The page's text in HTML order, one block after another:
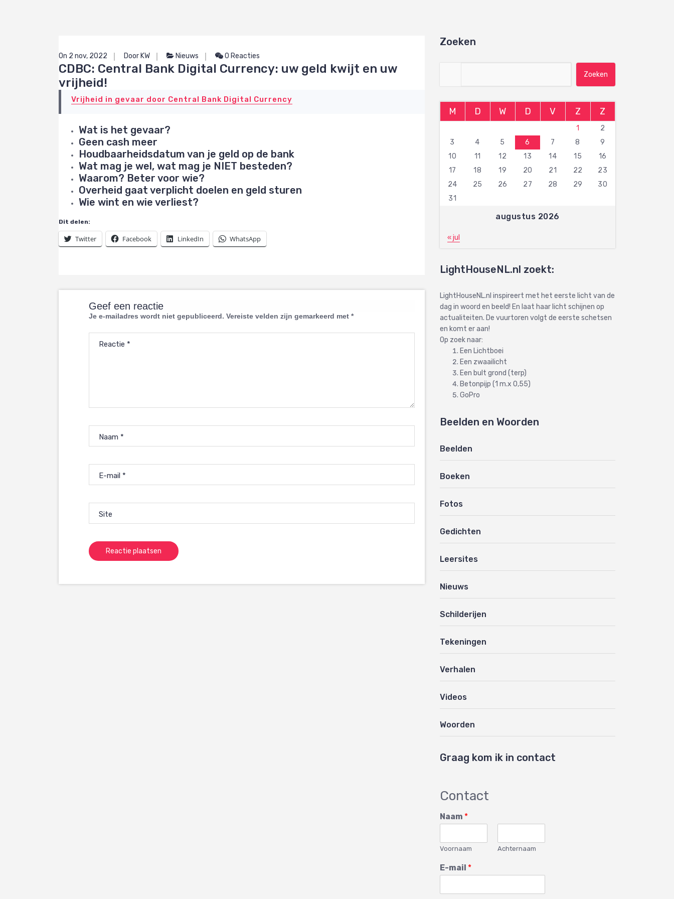
On 2 nov, 2022 Door KW Nieuws 0 Reacties
CDBC: Central Bank Digital Currency: uw geld kwijt en uw
vrijheid!
Vrijheid in gevaar door Central Bank Digital Currency
Wat is het gevaar?
Geen cash meer
Houdbaarheidsdatum van je geld op de bank
Wat mag je wel, wat mag je NIET besteden?
Waarom? Beter voor wie?
Overheid gaat verplicht doelen en geld sturen
Wie wint en wie verliest?
Dit delen:
Twitter Facebook LinkedIn WhatsApp
Geef een reactie
Je e-mailadres wordt niet gepubliceerd. Vereiste velden zijn gemarkeerd met *
Reactie *
Naam *
E-mail *
Site
Zoeken
augustus 2026
M D W D V Z Z
1
2
3
4 5 6 7 8
9
10
11 12 13 14 15
16
17
18 19 20 21 22
23
24
25 26 27 28 29
30
31
« jul
LightHouseNL.nl zoekt:
LightHouseNL.nl inspireert met het eerste licht van de
dag in woord en beeld! En laat haar licht schijnen op
actualiteiten. De vuurtoren volgt de eerste schetsen
en komt er aan!
Op zoek naar:
Een Lichtboei
Een zwaailicht
Een bult grond (terp)
Betonpijp (1 m.x 0,55)
GoPro
Beelden en Woorden
Beelden
Boeken
Fotos
Gedichten
Leersites
Nieuws
Schilderijen
Tekeningen
Verhalen
Videos
Woorden
Graag kom ik in contact
Contact
Naam *
Voornaam Achternaam
E-mail *